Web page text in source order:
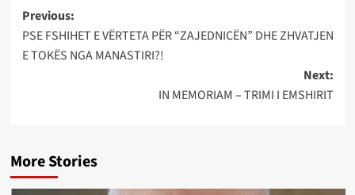
Post
navigation
Previous:
PSE FSHIHET E VËRTETA PËR “ZAJEDNICËN” DHE ZHVATJEN
E TOKËS NGA MANASTIRI?!
Next:
IN MEMORIAM – TRIMI I EMSHIRIT
More Stories